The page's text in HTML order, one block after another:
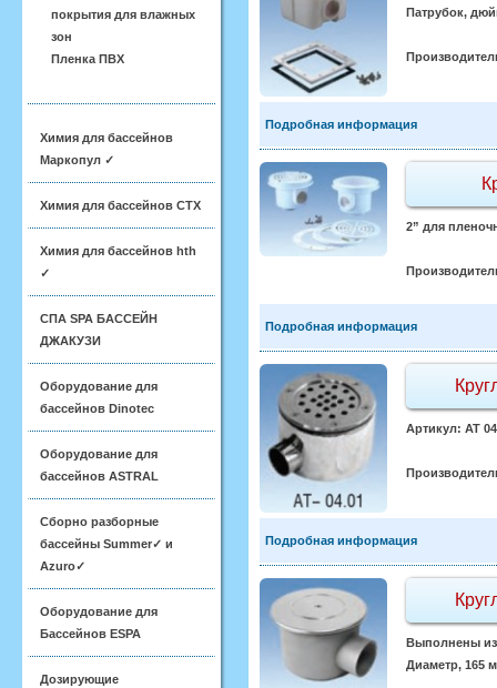
покрытия для влажных
зон
Пленка ПВХ
Химия для бассейнов
Маркопул ✓
Химия для бассейнов CTX
Химия для бассейнов hth
✓
СПА SPA БАССЕЙН
ДЖАКУЗИ
Оборудование для
бассейнов Dinotec
Оборудование для
бассейнов ASTRAL
Сборно разборные
бассейны Summer✓ и
Azuro✓
Оборудование для
Бассейнов ESPA
Дозирующие
Патрубок,
Подробная информация
2” для
Подробная информация
Артикул: АТ
Подробная информация
Выполнены из
Диаметр, 165